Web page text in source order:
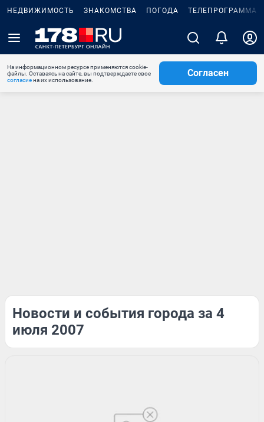
НЕДВИЖИМОСТЬ ЗНАКОМСТВА ПОГОДА ТЕЛЕПРОГРАММА
На информационном ресурсе применяются cookie-
файлы. Оставаясь на сайте, вы подтверждаете свое
согласиена их использование.
Согласен
Новости и события города за 4
июля 2007